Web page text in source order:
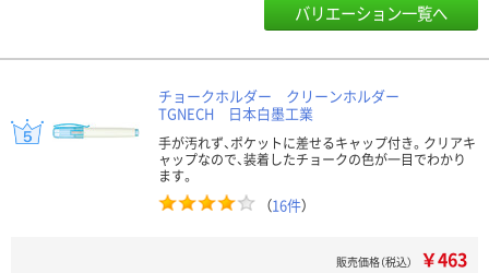
バリエーション一覧へ
チョークホルダー クリーンホルダー
TGNECH 日本白墨工業
手が汚れず、ポケットに差せるキャップ付き。クリアキ
ャップなので、装着したチョークの色が一目でわかり
ます。
（16件）
販売価格（税込） ￥463